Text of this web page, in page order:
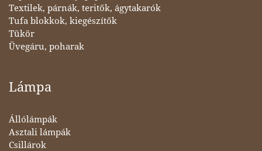
Textilek, párnák, teritők, ágytakarók
Tufa blokkok, kiegészítők
Tükör
Üvegáru, poharak
Lámpa
Állólámpák
Asztali lámpák
Csillárok